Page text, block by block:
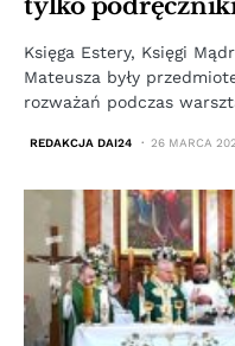
tylko
Księga Estery, Księgi
Mateusza były
rozważań podczas
REDAKCJA DAI24 26 MARCA